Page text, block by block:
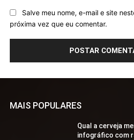
Salve meu nome, e-mail e site
próxima vez que eu comentar.
MAIS POPULARES
Qual a cerveja
infográfico com